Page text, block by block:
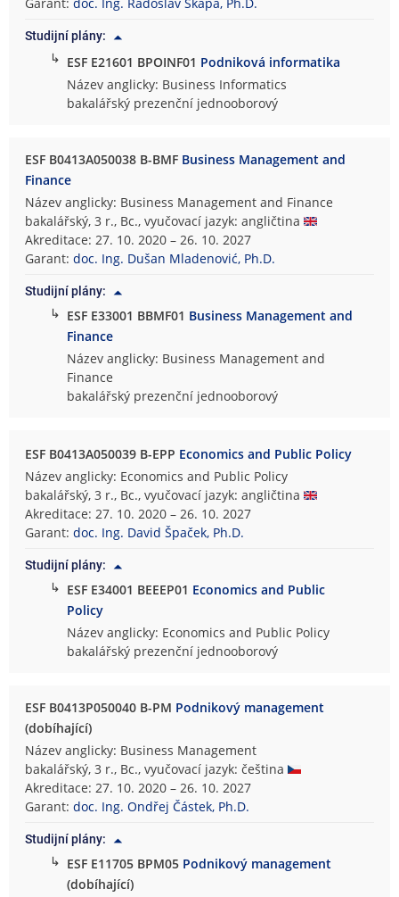
Garant:doc. Ing. Radoslav Škapa, Ph.D.
Studijní plány:
↳ ESF E21601 BPOINF01 Podniková informatika
Název anglicky: Business Informatics
bakalářský prezenční jednooborový
ESF B0413A050038 B-BMF Business Management and
Finance
Název anglicky: Business Management and Finance
bakalářský, 3 r., Bc., vyučovací jazyk: angličtina
Akreditace: 27. 10. 2020 – 26. 10. 2027
Garant:doc. Ing. Dušan Mladenović, Ph.D.
Studijní plány:
↳ ESF E33001 BBMF01 Business Management and
Finance
Název anglicky: Business Management and
Finance
bakalářský prezenční jednooborový
ESF B0413A050039 B-EPP Economics and Public Policy
Název anglicky: Economics and Public Policy
bakalářský, 3 r., Bc., vyučovací jazyk: angličtina
Akreditace: 27. 10. 2020 – 26. 10. 2027
Garant:doc. Ing. David Špaček, Ph.D.
Studijní plány:
↳ ESF E34001 BEEEP01 Economics and Public
Policy
Název anglicky: Economics and Public Policy
bakalářský prezenční jednooborový
ESF B0413P050040 B-PM Podnikový management
(dobíhající)
Název anglicky: Business Management
bakalářský, 3 r., Bc., vyučovací jazyk: čeština
Akreditace: 27. 10. 2020 – 26. 10. 2027
Garant:doc. Ing. Ondřej Částek, Ph.D.
Studijní plány:
↳ ESF E11705 BPM05 Podnikový management
(dobíhající)